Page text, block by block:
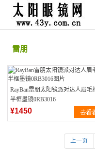
雷朋
RayBan雷朋太阳镜派对达人眉毛
半框墨镜0RB3016
¥1450
上一页